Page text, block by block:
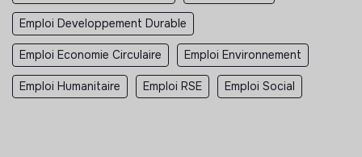
Emploi Developpement Durable
Emploi Economie Circulaire Emploi Environnement
Emploi Humanitaire Emploi RSE Emploi Social